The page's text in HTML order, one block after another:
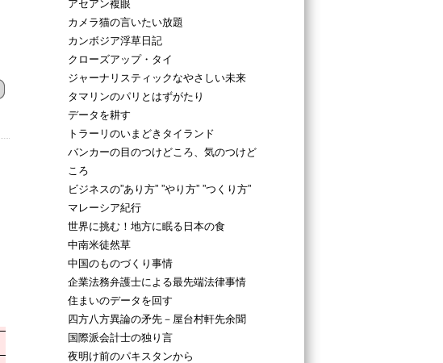
アセアン複眼
カメラ猫の言いたい放題
カンボジア浮草日記
クローズアップ・タイ
ジャーナリスティックなやさしい未来
タマリンのパリとはずがたり
データを耕す
トラーリのいまどきタイランド
バンカーの目のつけどころ、気のつけど
ころ
ビジネスの”あり方” ”やり方” ”つくり方”
マレーシア紀行
世界に挑む！地方に眠る日本の食
中南米徒然草
中国のものづくり事情
企業法務弁護士による最先端法律事情
住まいのデータを回す
四方八方異論の矛先－屋台村軒先余聞
国際派会計士の独り言
夜明け前のパキスタンから